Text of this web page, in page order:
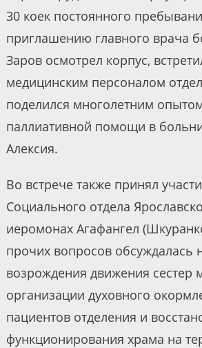
30 коек постоянного
приглашению главного врача
Заров осмотрел корпус,
медицинским персоналом
поделился многолетним
паллиативной помощи в
Алексия.
Во встрече также принял
Социального отдела
иеромонах Агафангел
прочих вопросов обсуждалась
возрождения движения сестер
организации духовного
пациентов отделения и
функционирования храма на